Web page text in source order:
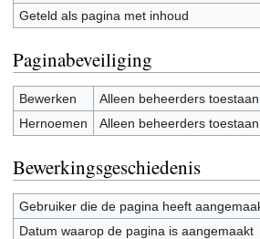
Geteld als pagina met inhoud
Paginabeveiliging
Bewerken
Alleen beheerders
Hernoemen
Alleen beheerders
Bewerkingsgeschiedenis
Gebruiker die de pagina heeft
Datum waarop de pagina is aangemaakt